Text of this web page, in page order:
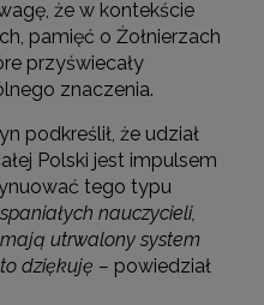
że w kontekście
pamięć o Żołnierzach
przyświecały
znaczenia.
podkreślił, że udział
Polski jest impulsem
tego typu
nauczycieli,
utrwalony system
dziękuję – powiedział